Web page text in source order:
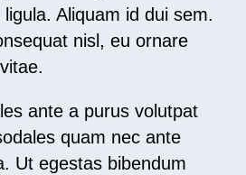
Aliquam id dui sem.
nisl, eu ornare
ante a purus volutpat
quam nec ante
Ut egestas bibendum